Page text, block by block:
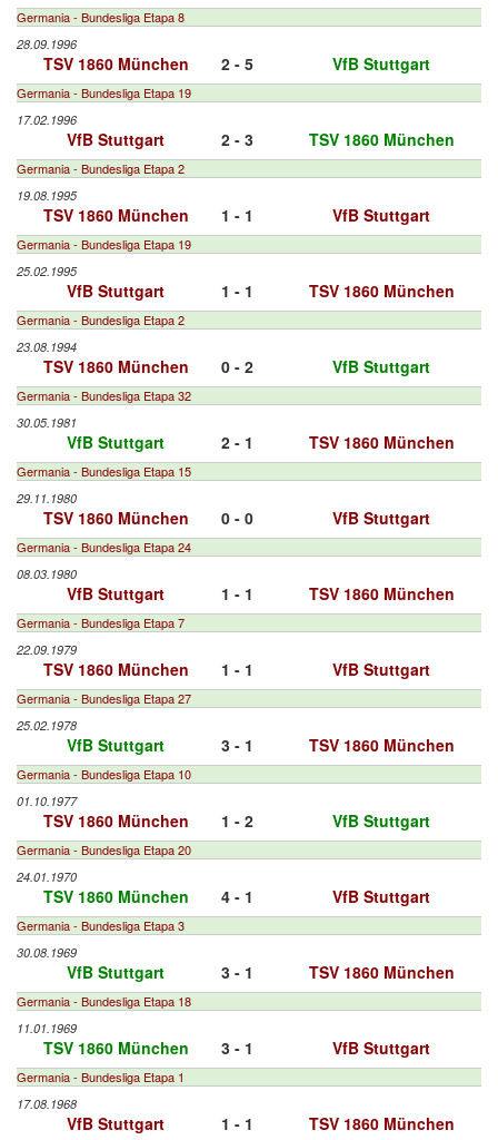
Germania - Bundesliga Etapa 8
28.09.1996
TSV 1860 München 2 - 5 VfB Stuttgart
Germania - Bundesliga Etapa 19
17.02.1996
VfB Stuttgart 2 - 3 TSV 1860 München
Germania - Bundesliga Etapa 2
19.08.1995
TSV 1860 München 1 - 1 VfB Stuttgart
Germania - Bundesliga Etapa 19
25.02.1995
VfB Stuttgart 1 - 1 TSV 1860 München
Germania - Bundesliga Etapa 2
23.08.1994
TSV 1860 München 0 - 2 VfB Stuttgart
Germania - Bundesliga Etapa 32
30.05.1981
VfB Stuttgart 2 - 1 TSV 1860 München
Germania - Bundesliga Etapa 15
29.11.1980
TSV 1860 München 0 - 0 VfB Stuttgart
Germania - Bundesliga Etapa 24
08.03.1980
VfB Stuttgart 1 - 1 TSV 1860 München
Germania - Bundesliga Etapa 7
22.09.1979
TSV 1860 München 1 - 1 VfB Stuttgart
Germania - Bundesliga Etapa 27
25.02.1978
VfB Stuttgart 3 - 1 TSV 1860 München
Germania - Bundesliga Etapa 10
01.10.1977
TSV 1860 München 1 - 2 VfB Stuttgart
Germania - Bundesliga Etapa 20
24.01.1970
TSV 1860 München 4 - 1 VfB Stuttgart
Germania - Bundesliga Etapa 3
30.08.1969
VfB Stuttgart 3 - 1 TSV 1860 München
Germania - Bundesliga Etapa 18
11.01.1969
TSV 1860 München 3 - 1 VfB Stuttgart
Germania - Bundesliga Etapa 1
17.08.1968
VfB Stuttgart 1 - 1 TSV 1860 München